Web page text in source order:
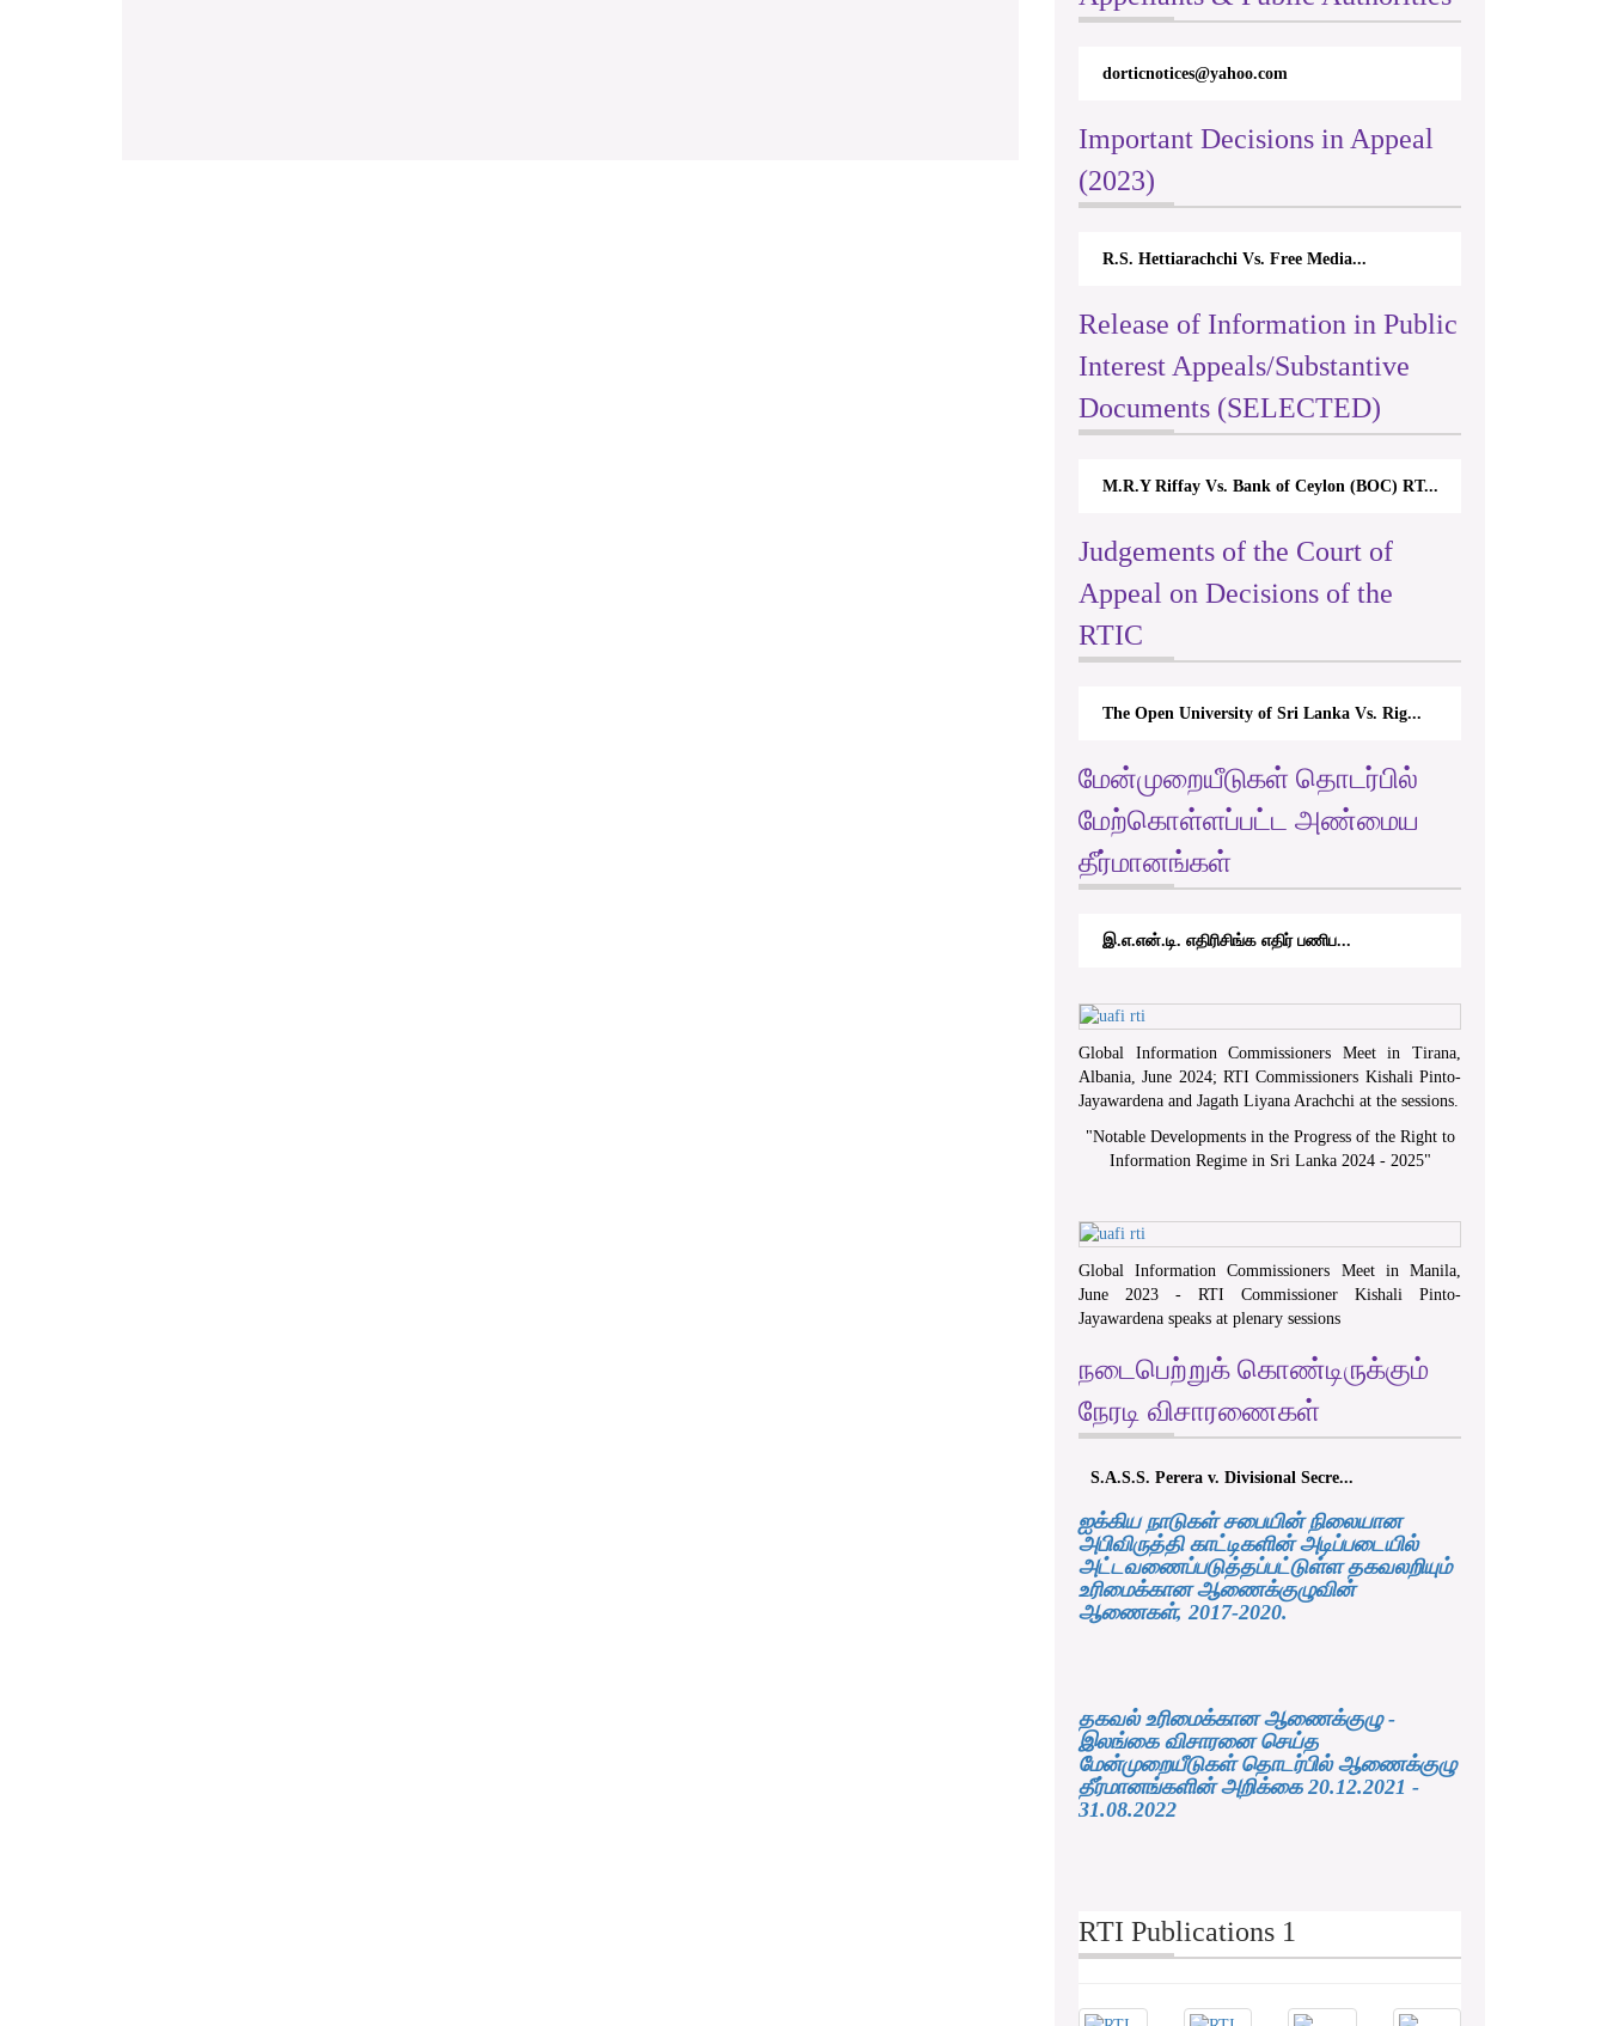
dorticnotices@yahoo.com
Important Decisions in Appeal
(2023)
R.S. Hettiarachchi Vs. Free Media...
Release of Information in Public
Interest Appeals/Substantive
Documents (SELECTED)
M.R.Y Riffay Vs. Bank of Ceylon (BOC) RT...
Judgements of the Court of
Appeal on Decisions of the
RTIC
The Open University of Sri Lanka Vs. Rig...
மேன்முறையீடுகள் தொடர்பில்
மேற்கொள்ளப்பட்ட அண்மைய
தீர்மானங்கள்
இ.எ.என்.டி. எதிரிசிங்க எதிர் பணிப...
Global Information Commissioners Meet in Tirana,
Albania, June 2024; RTI Commissioners Kishali Pinto-
Jayawardena and Jagath Liyana Arachchi at the sessions.
"Notable Developments in the Progress of the Right to
Information Regime in Sri Lanka 2024 - 2025"
Global Information Commissioners Meet in Manila,
June 2023 - RTI Commissioner Kishali Pinto-
Jayawardena speaks at plenary sessions
நடைபெற்றுக் கொண்டிருக்கும்
நேரடி விசாரணைகள்
S.A.S.S. Perera v. Divisional Secre...
ஐக்கிய நாடுகள் சபையின் நிலையான
அபிவிருத்தி காட்டிகளின் அடிப்படையில்
அட்டவணைப்படுத்தப்பட்டுள்ள தகவலறியும்
உரிமைக்கான ஆணைக்குழுவின்
ஆணைகள், 2017-2020.
தகவல் உரிமைக்கான ஆணைக்குழு -
இலங்கை விசாரனை செய்த
மேன்முறையீடுகள் தொடர்பில் ஆணைக்குழு
தீர்மானங்களின் அறிக்கை 20.12.2021 -
31.08.2022
RTI Publications 1